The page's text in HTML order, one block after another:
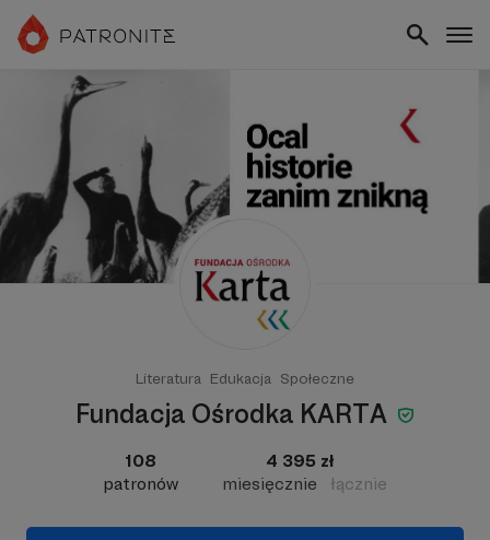
Literatura Edukacja Społeczne
Fundacja Ośrodka KARTA
108
patronów
4 395 zł
miesięcznie
łącznie